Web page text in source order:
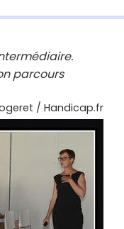
parcours
/ Handicap.fr